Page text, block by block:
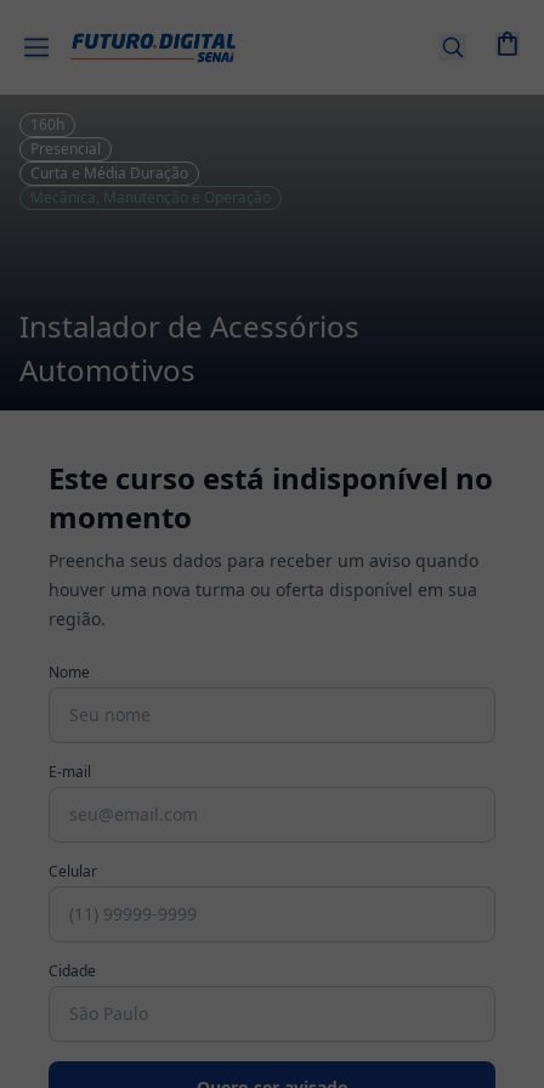
Cadastre-
se
Cursos
por
EAD
Cursos
Cursos
Profissionalizantes
Pós-
Blog
seu
160h
Presencial
Curta e Média Duração
Mecânica, Manutenção e Operação
Instalador de Acessórios
Automotivos
Este curso está indisponível no
momento
Preencha seus dados para receber um aviso quando
houver uma nova turma ou oferta disponível em sua
região.
Nome
E-mail
Celular
Cidade